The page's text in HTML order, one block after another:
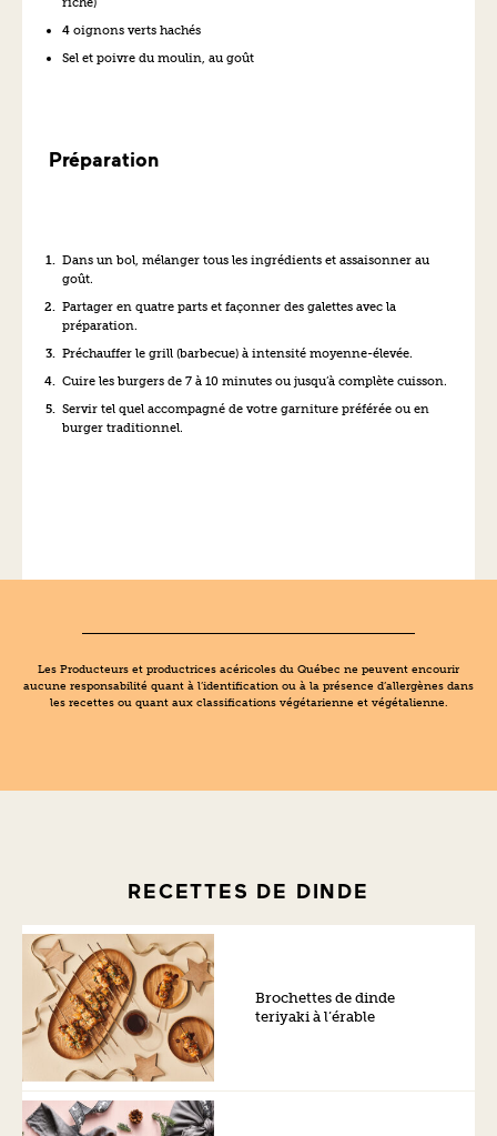
4 oignons verts hachés
Sel et poivre du moulin, au goût
Préparation
Dans un bol, mélanger tous les ingrédients et assaisonner au
goût.
Partager en quatre parts et façonner des galettes avec la
préparation.
Préchauffer le grill (barbecue) à intensité moyenne-élevée.
Cuire les burgers de 7 à 10 minutes ou jusqu’à complète cuisson.
Servir tel quel accompagné de votre garniture préférée ou en
burger traditionnel.
Les Producteurs et productrices acéricoles du Québec ne peuvent encourir
aucune responsabilité quant à l’identification ou à la présence d’allergènes dans
les recettes ou quant aux classifications végétarienne et végétalienne.
RECETTES DE DINDE
Brochettes de dinde
teriyaki à l’érable